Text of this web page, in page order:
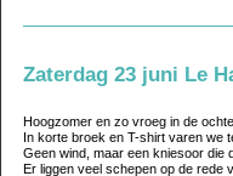
Zaterdag 23 juni Le
Hoogzomer en zo vroeg in de
In korte broek en T-shirt varen we
Geen wind, maar een kniesoor die
Er liggen veel schepen op de rede